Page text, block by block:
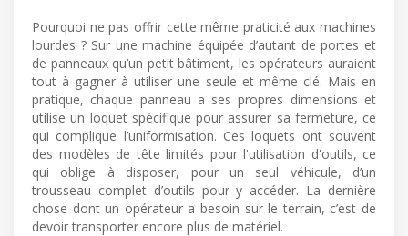
Pourquoi ne pas offrir cette même praticité aux machines
lourdes ? Sur une machine équipée d’autant de portes et
de panneaux qu’un petit bâtiment, les opérateurs auraient
tout à gagner à utiliser une seule et même clé. Mais en
pratique, chaque panneau a ses propres dimensions et
utilise un loquet spécifique pour assurer sa fermeture, ce
qui complique l’uniformisation. Ces loquets ont souvent
des modèles de tête limités pour l'utilisation d'outils, ce
qui oblige à disposer, pour un seul véhicule, d’un
trousseau complet d’outils pour y accéder. La dernière
chose dont un opérateur a besoin sur le terrain, c’est de
devoir transporter encore plus de matériel.